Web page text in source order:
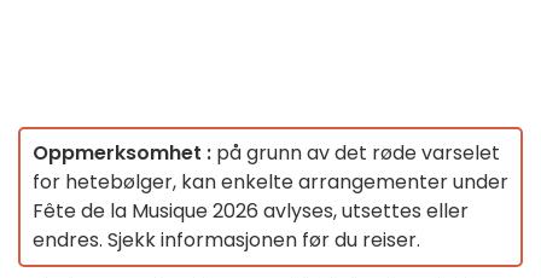
Oppmerksomhet : på grunn av det røde varselet
for hetebølger, kan enkelte arrangementer under
Fête de la Musique 2026 avlyses, utsettes eller
endres. Sjekk informasjonen før du reiser.